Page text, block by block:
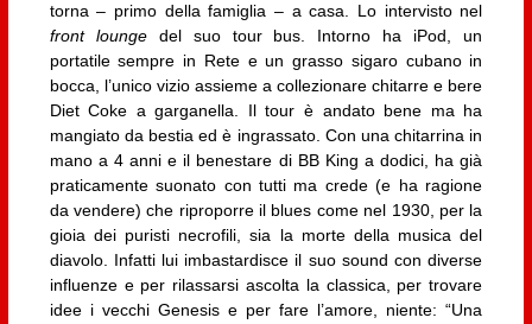
torna – primo della famiglia – a casa. Lo intervisto nel
front loungedel suo tour bus. Intorno ha iPod, un
portatile sempre in Rete e un grasso sigaro cubano in
bocca, l’unico vizio assieme a collezionare chitarre e bere
Diet Coke a garganella. Il tour è andato bene ma ha
mangiato da bestia ed è ingrassato. Con una chitarrina in
mano a 4 anni e il benestare di BB King a dodici, ha già
praticamente suonato con tutti ma crede (e ha ragione
da vendere) che riproporre il blues come nel 1930, per la
gioia dei puristi necrofili, sia la morte della musica del
diavolo. Infatti lui imbastardisce il suo sound con diverse
influenze e per rilassarsi ascolta la classica, per trovare
idee i vecchi Genesis e per fare l’amore, niente: “Una